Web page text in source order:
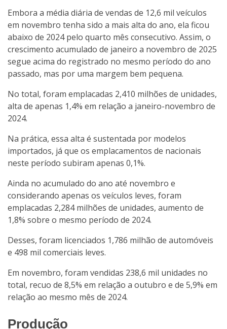
Embora a média diária de vendas de 12,6 mil veículos
em novembro tenha sido a mais alta do ano, ela ficou
abaixo de 2024 pelo quarto mês consecutivo. Assim, o
crescimento acumulado de janeiro a novembro de 2025
segue acima do registrado no mesmo período do ano
passado, mas por uma margem bem pequena.
No total, foram emplacadas 2,410 milhões de unidades,
alta de apenas 1,4% em relação a janeiro-novembro de
2024.
Na prática, essa alta é sustentada por modelos
importados, já que os emplacamentos de nacionais
neste período subiram apenas 0,1%.
Ainda no acumulado do ano até novembro e
considerando apenas os veículos leves, foram
emplacadas 2,284 milhões de unidades, aumento de
1,8% sobre o mesmo período de 2024.
Desses, foram licenciados 1,786 milhão de automóveis
e 498 mil comerciais leves.
Em novembro, foram vendidas 238,6 mil unidades no
total, recuo de 8,5% em relação a outubro e de 5,9% em
relação ao mesmo mês de 2024.
Produção